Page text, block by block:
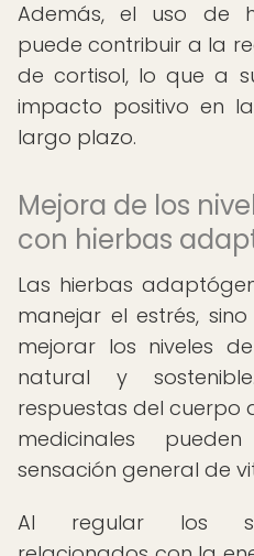
Además, el uso de
puede contribuir a la
de cortisol, lo que a
impacto positivo en
largo plazo.
Mejora de los
con hierbas
Las hierbas
manejar el estrés,
mejorar los niveles
natural y
respuestas del cuerpo
medicinales
sensación general de
Al regular los